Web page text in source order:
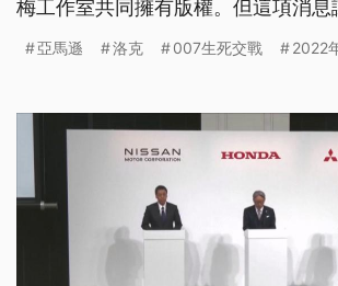
梅工作室共同擁有版權。但這項消息
亞馬遜 洛克 007生死交戰 2022